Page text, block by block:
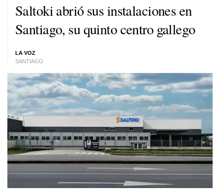
Saltoki abrió sus instalaciones en
Santiago, su quinto centro gallego
LA VOZ
SANTIAGO